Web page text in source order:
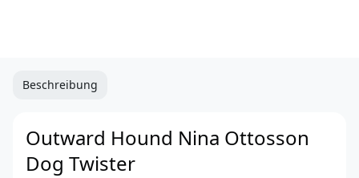
Beschreibung
Outward Hound Nina Ottosson
Dog Twister